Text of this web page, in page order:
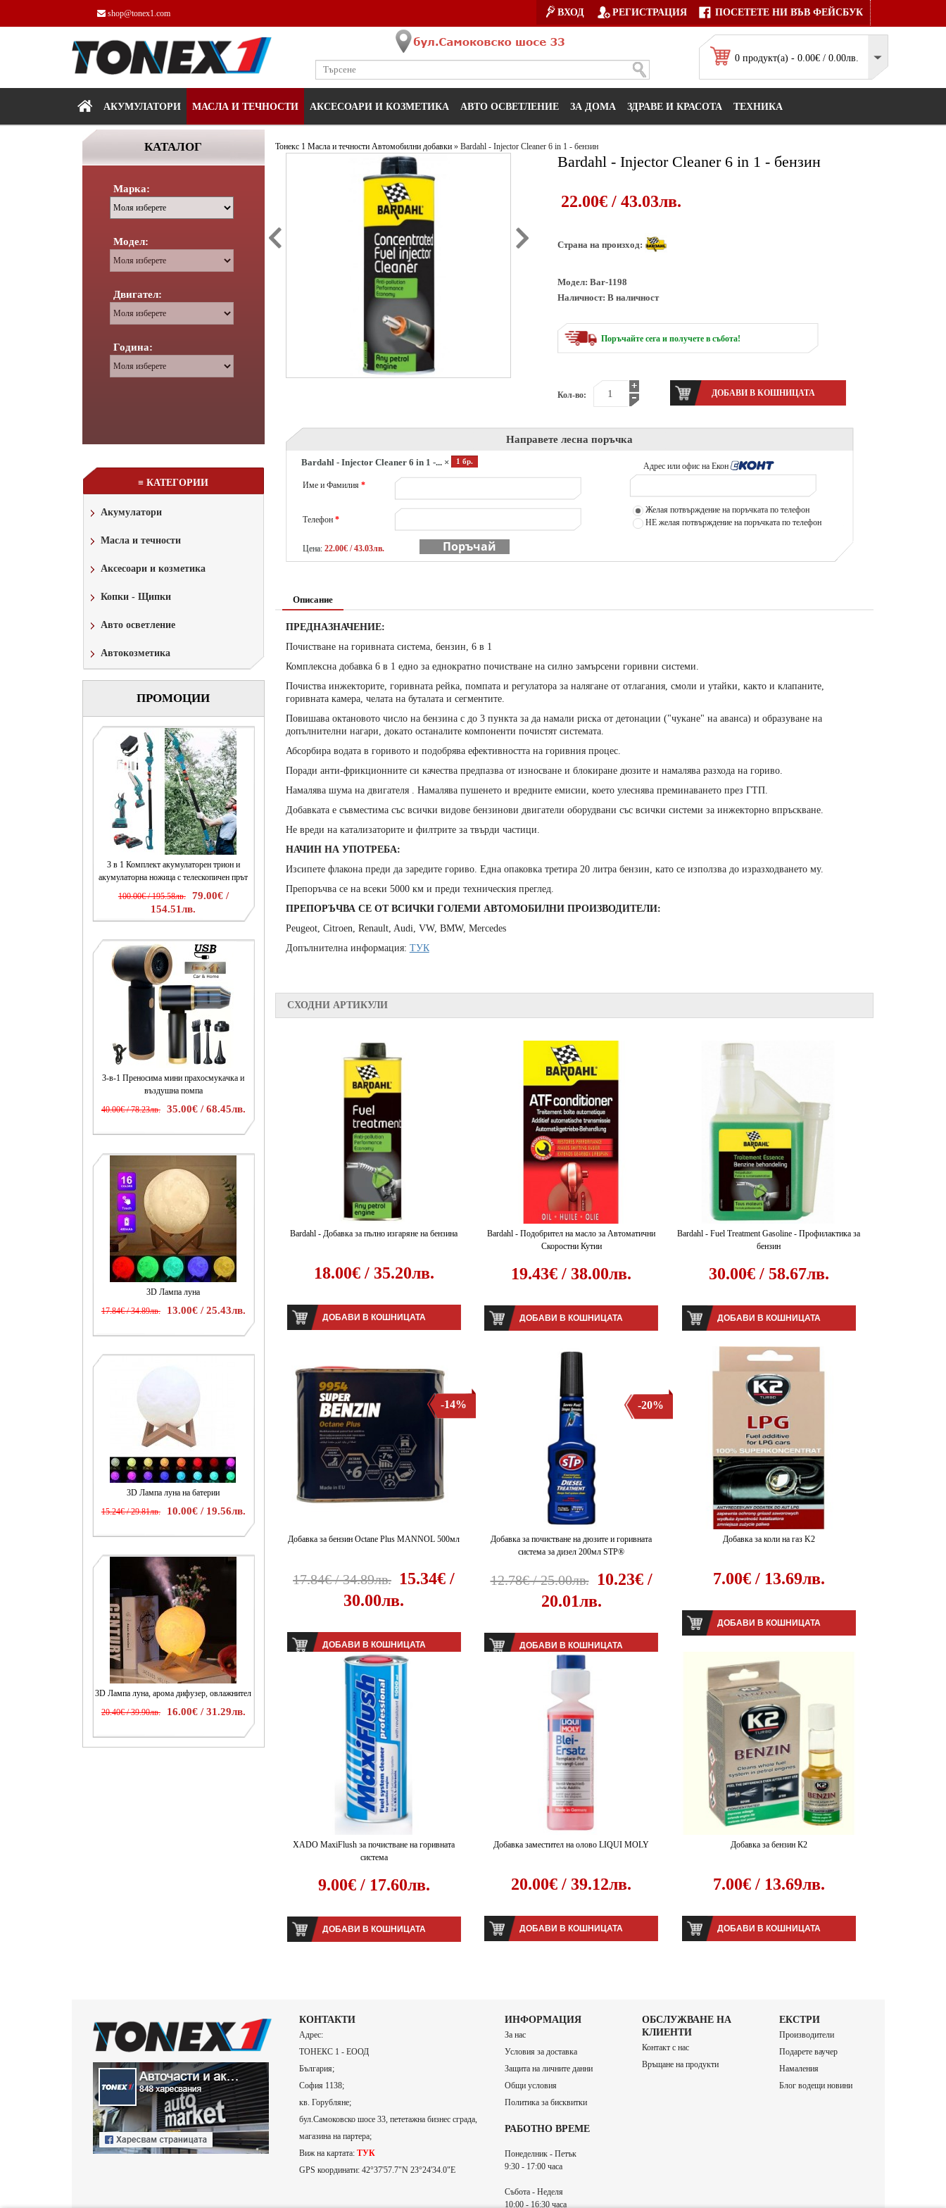
ВХОД РЕГИСТРАЦИЯ ПОСЕТЕТЕ НИ ВЪВ ФЕЙСБУК
shop@tonex1.com
0 продукт(а) - 0.00€ / 0.00лв.
АКУМУЛАТОРИ МАСЛА И ТЕЧНОСТИ АКСЕСОАРИ И КОЗМЕТИКА АВТО ОСВЕТЛЕНИЕ ЗА ДОМА ЗДРАВЕ И КРАСОТА ТЕХНИКА
КАТАЛОГ
Марка:
Модел:
Двигател:
Година:
≡ КАТЕГОРИИ
Акумулатори
Масла и течности
Аксесоари и козметика
Копки - Щипки
Авто осветление
Автокозметика
ПРОМОЦИИ
3 в 1 Комплект акумулаторен трион и
акумулаторна ножица с телескопичен прът
100.00€ / 195.58лв.
79.00€ /
154.51лв.
3-в-1 Преносима мини прахосмукачка и
въздушна помпа
40.00€ / 78.23лв.
35.00€ / 68.45лв.
3D Лампа луна
17.84€ / 34.89лв.
13.00€ / 25.43лв.
3D Лампа луна на батерии
15.24€ / 29.81лв.
10.00€ / 19.56лв.
3D Лампа луна, арома дифузер, овлажнител
20.40€ / 39.90лв.
16.00€ / 31.29лв.
Тонекс 1 Масла и течности Автомобилни добавки» Bardahl - Injector Cleaner 6 in 1 - бензин
Bardahl - Injector Cleaner 6 in 1 - бензин
22.00€ / 43.03лв.
Страна на произход:
Модел: Bar-1198
Наличност: В наличност
Поръчайте сега и получете в събота!
Кол-во:
Направете лесна поръчка
Bardahl - Injector Cleaner 6 in 1 -... × 1 бр.
Име и Фамилия *
Телефон *
Адрес или офис на Еконт*
Желая потвърждение на поръчката по телефон
НЕ желая потвърждение на поръчката по телефон
Цена: 22.00€ / 43.03лв. Поръчай
Описание
ПРЕДНАЗНАЧЕНИЕ:
Почистване на горивната система, бензин, 6 в 1
Комплексна добавка 6 в 1 едно за еднократно почистване на силно замърсени горивни системи.
Почиства инжекторите, горивната рейка, помпата и регулатора за налягане от отлагания, смоли и утайки, както и клапаните,
горивната камера, челата на буталата и сегментите.
Повишава октановото число на бензина с до 3 пункта за да намали риска от детонации ("чукане" на аванса) и образуване на
допълнителни нагари, докато останалите компоненти почистят системата.
Абсорбира водата в горивото и подобрява ефективността на горивния процес.
Поради анти-фрикционните си качества предпазва от износване и блокиране дюзите и намалява разхода на гориво.
Намалява шума на двигателя . Намалява пушенето и вредните емисии, което улеснява преминаването през ГТП.
Добавката е съвместима със всички видове бензинови двигатели оборудвани със всички системи за инжекторно впръскване.
Не вреди на катализаторите и филтрите за твърди частици.
НАЧИН НА УПОТРЕБА:
Изсипете флакона преди да заредите гориво. Една опаковка третира 20 литра бензин, като се използва до изразходването му.
Препоръчва се на всеки 5000 км и преди техническия преглед.
ПРЕПОРЪЧВА СЕ ОТ ВСИЧКИ ГОЛЕМИ АВТОМОБИЛНИ ПРОИЗВОДИТЕЛИ:
Peugeot, Citroen, Renault, Audi, VW, BMW, Mercedes
Допълнителна информация: ТУК
СХОДНИ АРТИКУЛИ
Bardahl - Добавка за пълно изгаряне на бензина
18.00€ / 35.20лв.
ДОБАВИ В КОШНИЦАТА
Bardahl - Подобрител на масло за Автоматични
Скоростни Кутии
19.43€ / 38.00лв.
ДОБАВИ В КОШНИЦАТА
Bardahl - Fuel Treatment Gasoline - Профилактика за
бензин
30.00€ / 58.67лв.
ДОБАВИ В КОШНИЦАТА
Добавка за бензин Octane Plus MANNOL 500мл
17.84€ / 34.89лв. 15.34€ /
30.00лв.
-14%
ДОБАВИ В КОШНИЦАТА
Добавка за почистване на дюзите и горивната
система за дизел 200мл STP®
12.78€ / 25.00лв.
10.23€ /
20.01лв.
-20%
ДОБАВИ В КОШНИЦАТА
Добавка за коли на газ K2
7.00€ / 13.69лв.
ДОБАВИ В КОШНИЦАТА
XADO MaxiFlush за почистване на горивната
система
9.00€ / 17.60лв.
ДОБАВИ В КОШНИЦАТА
Добавка заместител на олово LIQUI MOLY
20.00€ / 39.12лв.
ДОБАВИ В КОШНИЦАТА
Добавка за бензин К2
7.00€ / 13.69лв.
ДОБАВИ В КОШНИЦАТА
КОНТАКТИ
Адрес:
ТОНЕКС 1 - ЕООД
България;
София 1138;
кв. Горубляне;
бул.Самоковско шосе 33, пететажна бизнес сграда,
магазина на партера;
Виж на картата: ТУК
GPS координати: 42°37'57.7"N 23°24'34.0"E
ИНФОРМАЦИЯ
За нас
Условия за доставка
Защита на личните данни
Общи условия
Политика за бисквитки
РАБОТНО ВРЕМЕ
Понеделник - Петък
9:30 - 17:00 часа
Събота - Неделя
10:00 - 16:30 часа
ОБСЛУЖВАНЕ НА
КЛИЕНТИ
Контакт с нас
Връщане на продукти
ЕКСТРИ
Производители
Подарете ваучер
Намаления
Блог водещи новини